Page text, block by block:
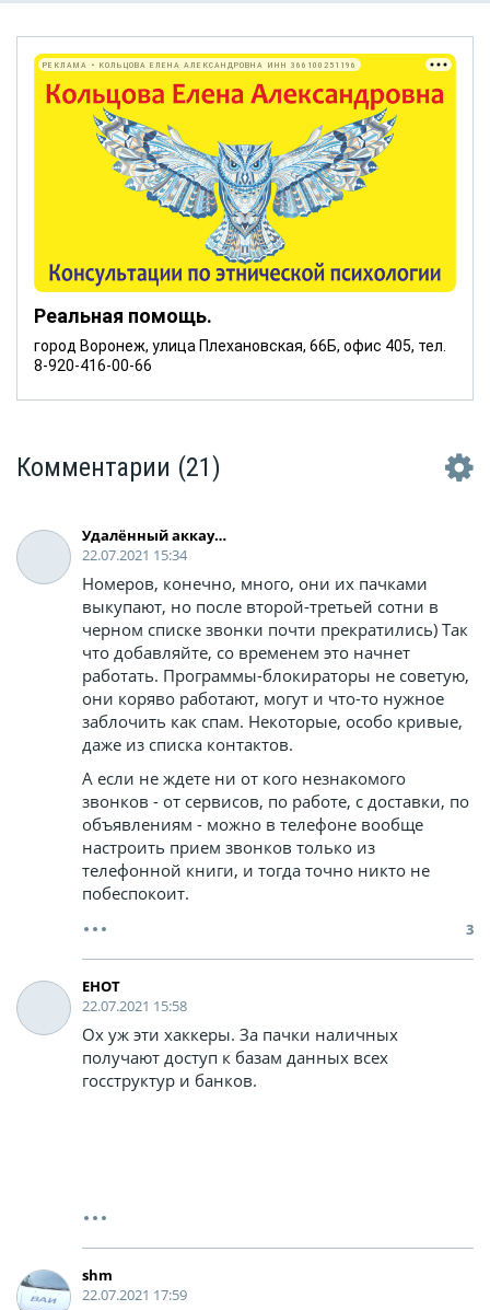
Реальная помощь.
город Воронеж, улица Плехановская, 66Б, офис 405, тел.
8-920-416-00-66
РЕКЛАМА • КОЛЬЦОВА ЕЛЕНА АЛЕКСАНДРОВНА ИНН 366100251196
Комментарии (21)
Удалённый аккаунт
22.07.2021 15:34
Номеров, конечно, много, они их пачками
выкупают, но после второй-третьей сотни в
черном списке звонки почти прекратились) Так
что добавляйте, со временем это начнет
работать. Программы-блокираторы не советую,
они коряво работают, могут и что-то нужное
заблочить как спам. Некоторые, особо кривые,
даже из списка контактов.
А если не ждете ни от кого незнакомого
звонков - от сервисов, по работе, с доставки, по
объявлениям - можно в телефоне вообще
настроить прием звонков только из
телефонной книги, и тогда точно никто не
побеспокоит.
3
EHOT
22.07.2021 15:58
Ох уж эти хаккеры. За пачки наличных
получают доступ к базам данных всех
госструктур и банков.
shm
22.07.2021 17:59